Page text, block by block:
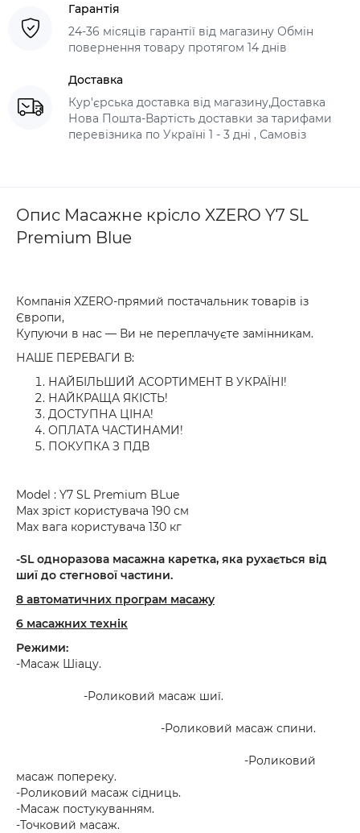
Гарантія
24-36 місяців гарантії від магазину Обмін
повернення товару протягом 14 днів
Доставка
Кур'єрська доставка від магазину,Доставка
Нова Пошта-Вартість доставки за тарифами
перевізника по Україні 1 - 3 дні , Самовіз
Опис Масажне крісло XZERO Y7 SL
Premium Blue
Компанія XZERO-прямий постачальник товарів із
Європи,
Купуючи в нас — Ви не переплачуєте замінникам.
НАШЕ ПЕРЕВАГИ В:
НАЙБІЛЬШИЙ АСОРТИМЕНТ В УКРАЇНІ!
НАЙКРАЩА ЯКІСТЬ!
ДОСТУПНА ЦІНА!
ОПЛАТА ЧАСТИНАМИ!
ПОКУПКА З ПДВ
Model : Y7 SL Premium BLue
Мах зріст користувача 190 см
Мах вага користувача 130 кг
-SL одноразова масажна каретка, яка рухається від
шиї до стегнової частини.
8 автоматичних програм масажу
6 масажних технік
Режими:
-Масаж Шіацу.
-Роликовий масаж шиї.
-Роликовий масаж спини.
-Роликовий
масаж попереку.
-Роликовий масаж сідниць.
-Масаж постукуванням.
-Точковий масаж.